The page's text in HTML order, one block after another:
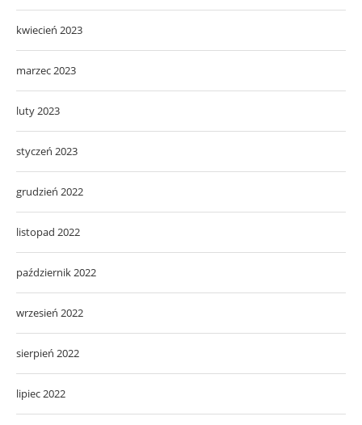
kwiecień 2023
marzec 2023
luty 2023
styczeń 2023
grudzień 2022
listopad 2022
październik 2022
wrzesień 2022
sierpień 2022
lipiec 2022